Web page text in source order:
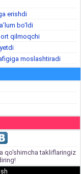
erishdi
bo‘ldi
qilmoqchi
moslashtiradi
qo'shimcha takliflaringiz